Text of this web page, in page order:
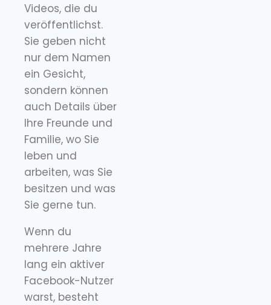
Videos, die du
veröffentlichst.
Sie geben nicht
nur dem Namen
ein Gesicht,
sondern können
auch Details über
Ihre Freunde und
Familie, wo Sie
leben und
arbeiten, was Sie
besitzen und was
Sie gerne tun.
Wenn du
mehrere Jahre
lang ein aktiver
Facebook-Nutzer
warst, besteht